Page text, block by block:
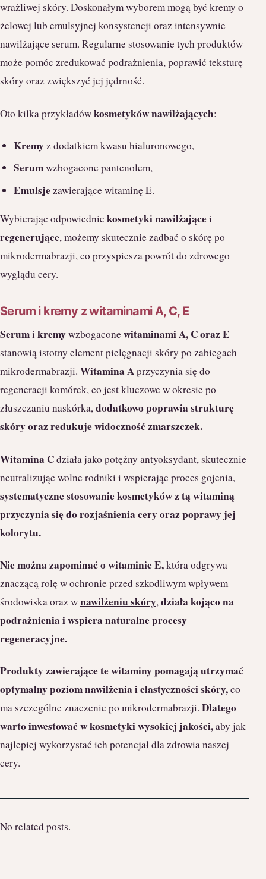
wrażliwej skóry. Doskonałym wyborem mogą być kremy o
żelowej lub emulsyjnej konsystencji oraz intensywnie
nawilżające serum. Regularne stosowanie tych produktów
może pomóc zredukować podrażnienia, poprawić teksturę
skóry oraz zwiększyć jej jędrność.
Oto kilka przykładówkosmetyków nawilżających:
Kremyz dodatkiem kwasu hialuronowego,
Serumwzbogacone pantenolem,
Emulsjezawierające witaminę E.
Wybierając odpowiedniekosmetyki nawilżającei
regenerujące, możemy skutecznie zadbać o skórę po
mikrodermabrazji, co przyspiesza powrót do zdrowego
wyglądu cery.
Serum i kremy z witaminami A, C, E
Serumi kremywzbogaconewitaminami A, C oraz E
stanowią istotny element pielęgnacji skóry po zabiegach
mikrodermabrazji. Witamina Aprzyczynia się do
regeneracji komórek, co jest kluczowe w okresie po
złuszczaniu naskórka,dodatkowo poprawia strukturę
skóry oraz redukuje widoczność zmarszczek.
Witamina Cdziała jako potężny antyoksydant, skutecznie
neutralizując wolne rodniki i wspierając proces gojenia,
systematyczne stosowanie kosmetyków z tą witaminą
przyczynia się do rozjaśnienia cery oraz poprawy jej
kolorytu.
Nie można zapominać o witaminie E,która odgrywa
znaczącą rolę w ochronie przed szkodliwym wpływem
środowiska oraz wnawilżeniu skóry,działa kojąco na
podrażnienia i wspiera naturalne procesy
regeneracyjne.
Produkty zawierające te witaminy pomagają utrzymać
optymalny poziom nawilżenia i elastyczności skóry,co
ma szczególne znaczenie po mikrodermabrazji. Dlatego
warto inwestować w kosmetyki wysokiej jakości,aby jak
najlepiej wykorzystać ich potencjał dla zdrowia naszej
cery.
No related posts.